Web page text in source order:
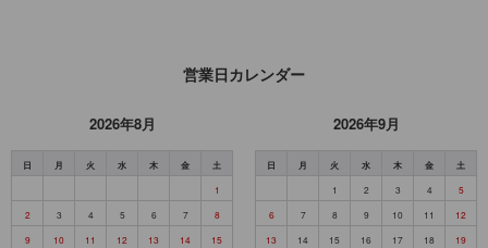
営業日カレンダー
2026年8月
日 月 火 水 木 金
土
1
2
3 4 5 6 7
8
9
10 11 12 13 14
15
2026年9月
日 月 火 水 木 金
土
1
2 3 4
5
6
7 8 9 10 11
12
13
14 15 16 17 18
19